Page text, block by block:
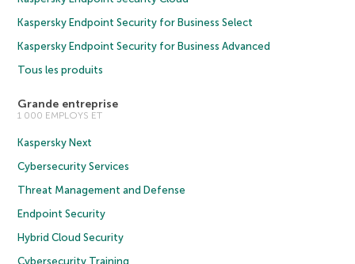
Kaspersky Endpoint Security for Business Select
Kaspersky Endpoint Security for Business Advanced
Tous les produits
Grande entreprise
1 000 EMPLOYS ET
Kaspersky Next
Cybersecurity Services
Threat Management and Defense
Endpoint Security
Hybrid Cloud Security
Cybersecurity Training